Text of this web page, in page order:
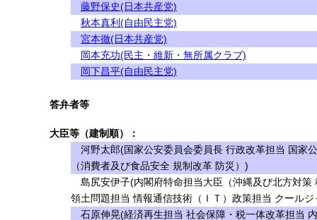
藤野保史(日本共産党)
秋本真利(自由民主党)
宮本徹(日本共産党)
岡本充功(民主・維新・無所属クラブ)
岡下昌平(自由民主党)
答弁者等
大臣等（建制順）：
河野太郎(国家公安委員会委員長 行政改革担当 国家
（消費者及び食品安全 規制改革 防災）)
島尻安伊子(内閣府特命担当大臣（沖縄及び北方対策
領土問題担当 情報通信技術（ＩＴ）政策担当 クール
石原伸晃(経済再生担当 社会保障・税一体改革担当